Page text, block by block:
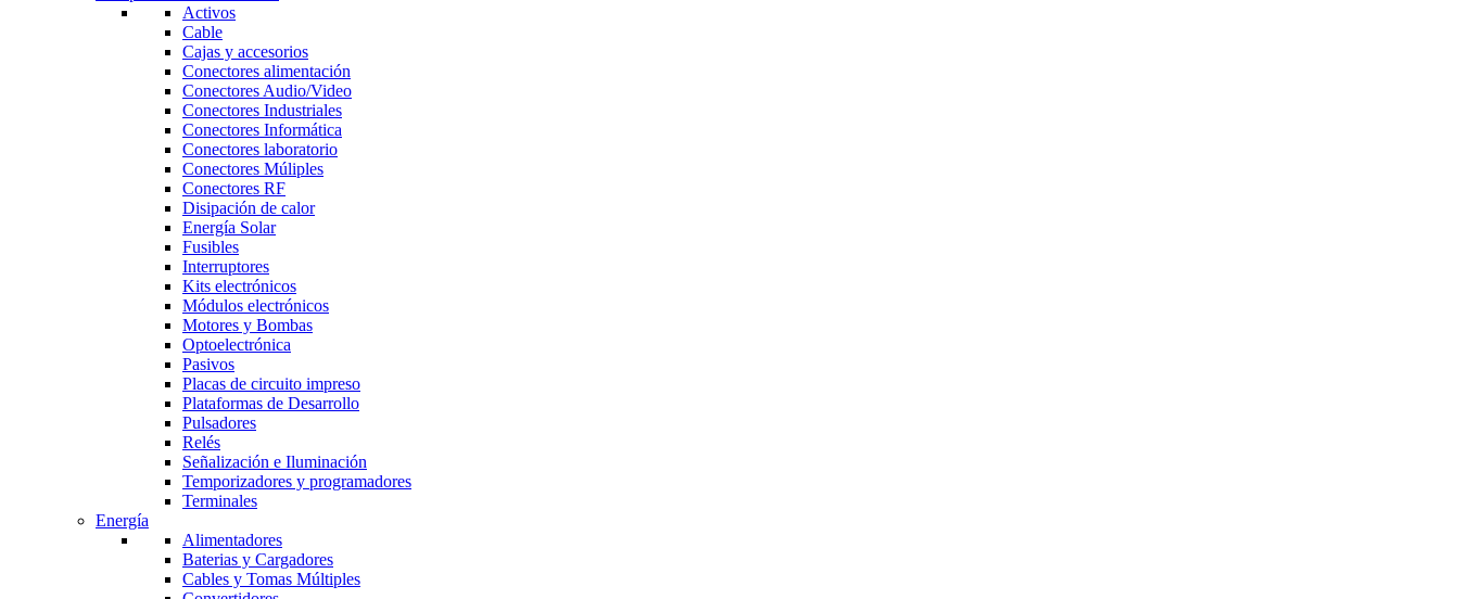
Activos
Cable
Cajas y accesorios
Conectores alimentación
Conectores Audio/Video
Conectores Industriales
Conectores Informática
Conectores laboratorio
Conectores Múliples
Conectores RF
Disipación de calor
Energía Solar
Fusibles
Interruptores
Kits electrónicos
Módulos electrónicos
Motores y Bombas
Optoelectrónica
Pasivos
Placas de circuito impreso
Plataformas de Desarrollo
Pulsadores
Relés
Señalización e Iluminación
Temporizadores y programadores
Terminales
Energía
Alimentadores
Baterias y Cargadores
Cables y Tomas Múltiples